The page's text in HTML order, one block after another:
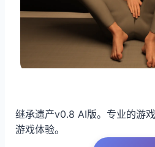
继承遗产v0.8 AI版。专业的游
游戏体验。